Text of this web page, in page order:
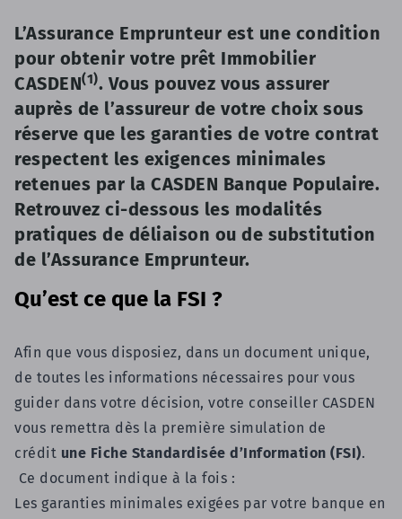
L’Assurance Emprunteur est une condition
pour obtenir votre prêt Immobilier
CASDEN(1). Vous pouvez vous assurer
auprès de l’assureur de votre choix sous
réserve que les garanties de votre contrat
respectent les exigences minimales
retenues par la CASDEN Banque Populaire.
Retrouvez ci-dessous les modalités
pratiques de déliaison ou de substitution
de l’Assurance Emprunteur.
Qu’est ce que la FSI ?
Afin que vous disposiez, dans un document unique,
de toutes les informations nécessaires pour vous
guider dans votre décision, votre conseiller CASDEN
vous remettra dès la première simulation de
crédit une Fiche Standardisée d’Information (FSI).
Ce document indique à la fois :
Les garanties minimales exigées par votre banque en